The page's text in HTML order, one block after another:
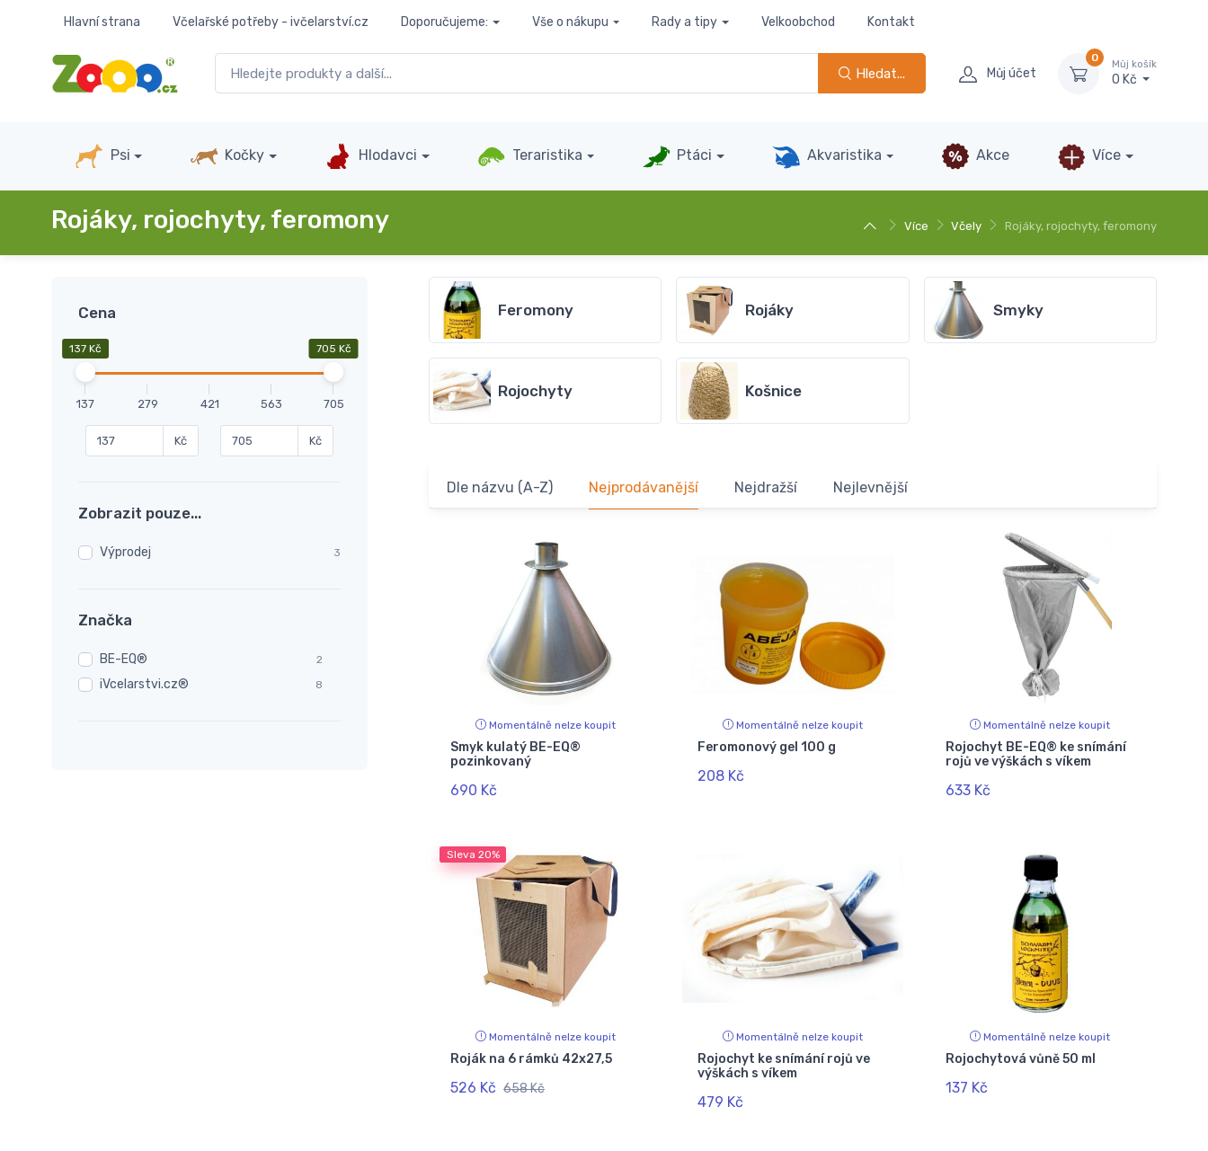
Hlavní strana Včelařské potřeby - ivčelarství.cz Doporučujeme: Vše o nákupu Rady a tipy Velkoobchod Kontakt
Hledat... Můj účet
0
Můj košík
0 Kč
Psi Kočky Hlodavci Teraristika Ptáci Akvaristika Akce Více
Více Včely Rojáky, rojochyty, feromony
Rojáky, rojochyty, feromony
Cena
137 Kč 705 Kč
137 279 421 563 705
Kč Kč
Zobrazit pouze...
Výprodej 3
Značka
BE-EQ® 2
iVcelarstvi.cz® 8
Feromony Rojáky Smyky
Rojochyty Košnice
Dle názvu (A-Z) Nejprodávanější Nejdražší Nejlevnější
Momentálně nelze koupit
Smyk kulatý BE-EQ®
pozinkovaný
690 Kč
Momentálně nelze koupit
Feromonový gel 100 g
208 Kč
Momentálně nelze koupit
Rojochyt BE-EQ® ke snímání
rojů ve výškách s víkem
633 Kč
Sleva 20%
Momentálně nelze koupit
Roják na 6 rámků 42x27,5
526 Kč 658 Kč
Momentálně nelze koupit
Rojochyt ke snímání rojů ve
výškách s víkem
479 Kč
Momentálně nelze koupit
Rojochytová vůně 50 ml
137 Kč